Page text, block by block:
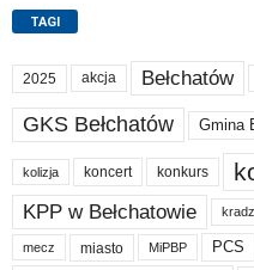
TAGI
2025 akcja Bełchatów
GKS Bełchatów Gmina
kolizja koncert konkurs
KPP w Bełchatowie
mecz miasto MiPBP PCS